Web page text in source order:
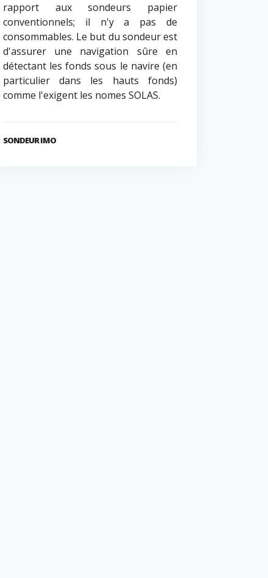
rapport aux sondeurs papier
conventionnels; il n'y a pas de
consommables. Le but du sondeur est
d'assurer une navigation sûre en
détectant les fonds sous le navire (en
particulier dans les hauts fonds)
comme l'exigent les nomes SOLAS.
SONDEUR IMO